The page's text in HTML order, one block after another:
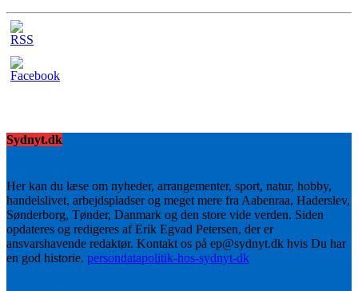
Sydnyt.dk
Her kan du læse om nyheder, arrangementer, sport, natur, hobby,
handelslivet, arbejdspladser og meget mere fra Aabenraa, Haderslev,
Sønderborg, Tønder, Danmark og den store vide verden. Siden
opdateres og redigeres af Erik Egvad Petersen, der er
ansvarshavende redaktør. Kontakt os på ep@sydnyt.dk hvis Du har
en god historie. persondatapolitik-hos-sydnyt-dk